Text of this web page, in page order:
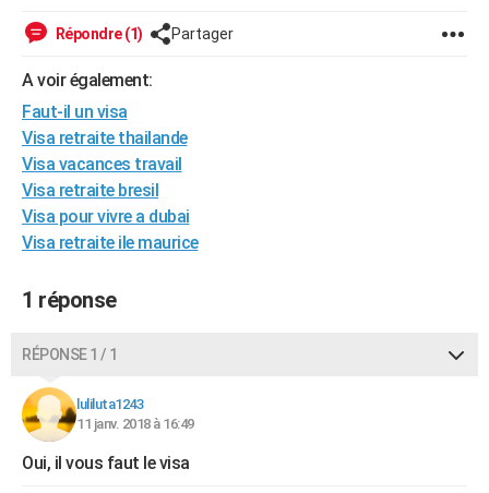
Guides de France
Escapades
Patrimoine
Expositions
Musées
Week-end nature
LIFESTYLE
SANTE
Alimentation
Guide de la santé
Maladies
Médicaments
Sommeil
VOYAGE
Destinations
City break
Voyage nature
Voyage de noces
Forum
Climat
+PHOTO
GUIDES D'ACHAT
BONS PLANS
CARTE DE VOEUX
COPAINS D'AVANT
S'inscrire
Se connecter
Lycées
Collèges
Primaires
Universités
Entreprises
Service militaire
Avis de recherche
AVIS DE DÉCÈS
Répondre (1) Partager
A voir également:
Faut-il un visa
Visa retraite thailande
Visa vacances travail
Visa retraite bresil
Visa pour vivre a dubai
Visa retraite ile maurice
1 réponse
RÉPONSE 1 / 1
luliluta1243
11 janv. 2018 à 16:49
Oui, il vous faut le visa